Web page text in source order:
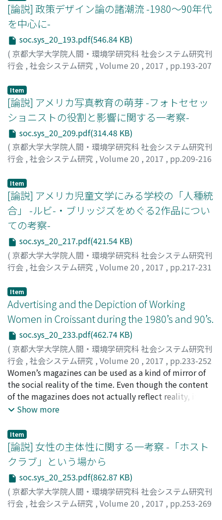
handling of the 2016 Kumamoto Earthquake, examining
how public opinion is formed in Japan via both modern
and traditional forms of media.
[論説] 政策デザイン論の諸潮流 -1980～90年代
を中心に-
soc.sys_20_193.pdf(546.84 KB)
( 京都大学大学院人間・環境学研究科 社会システム研究刊
行会 , 社会システム研究 , Volume 20 , 2017 , pp.193-207
奥田, 恒
Item
[論説] アメリカ写真教育の萌芽 -フォトセセッ
ショニストの役割と影響に関する一考察-
soc.sys_20_209.pdf(314.48 KB)
( 京都大学大学院人間・環境学研究科 社会システム研究刊
行会 , 社会システム研究 , Volume 20 , 2017 , pp.209-216
髙瀨, 鎮磨
Item
[論説] アメリカ児童文学にみる学校の「人種統
合」 -ルビ-・ブリッジズをめぐる2作品につい
ての考察-
soc.sys_20_217.pdf(421.54 KB)
( 京都大学大学院人間・環境学研究科 社会システム研究刊
行会 , 社会システム研究 , Volume 20 , 2017 , pp.217-231
末木, 淳子
Item
Advertising and the Depiction of Working
Women in Croissant during the 1980’s and 90’s.
soc.sys_20_233.pdf(462.74 KB)
( 京都大学大学院人間・環境学研究科 社会システム研究刊
行会 , 社会システム研究 , Volume 20 , 2017 , pp.233-252
)
FREY, Urszula;フレイ, ウルスラ;フレイ, ウルスラ
Women’s magazines can be used as a kind of mirror of
the social reality of the time. Even though the content
of the magazines does not actually reflect reality, it is
still a useful medium to take a peek into the past
in the case of Croissant, two-times a month. Each
number is supposed to be the “same” as the last one,
and each number is “new” and “different” from the last
one. This double identity offers the reader both
stability and transformation, and allows the researcher
to follow the change over the years. Advertisements are
a useful way to study this transformation, as they are
Show more
Item
[論説] 女性の主体性に関する一考察 -「ホスト
クラブ」という場から
soc.sys_20_253.pdf(862.87 KB)
( 京都大学大学院人間・環境学研究科 社会システム研究刊
行会 , 社会システム研究 , Volume 20 , 2017 , pp.253-269